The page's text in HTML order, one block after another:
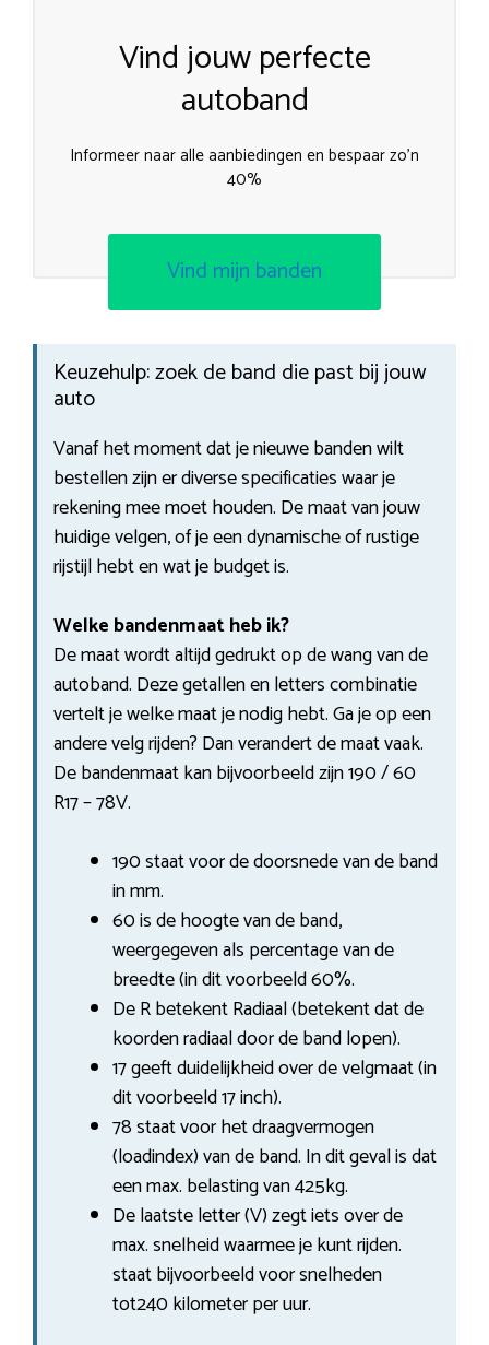
Vind jouw perfecte
autoband
Informeer naar alle aanbiedingen en bespaar zo’n
40%
Vind mijn banden
Keuzehulp: zoek de band die past bij jouw
auto
Vanaf het moment dat je nieuwe banden wilt
bestellen zijn er diverse specificaties waar je
rekening mee moet houden. De maat van jouw
huidige velgen, of je een dynamische of rustige
rijstijl hebt en wat je budget is.
Welke bandenmaat heb ik?
De maat wordt altijd gedrukt op de wang van de
autoband. Deze getallen en letters combinatie
vertelt je welke maat je nodig hebt. Ga je op een
andere velg rijden? Dan verandert de maat vaak.
De bandenmaat kan bijvoorbeeld zijn 190 / 60
R17 – 78V.
190 staat voor de doorsnede van de band
in mm.
60 is de hoogte van de band,
weergegeven als percentage van de
breedte (in dit voorbeeld 60%.
De R betekent Radiaal (betekent dat de
koorden radiaal door de band lopen).
17 geeft duidelijkheid over de velgmaat (in
dit voorbeeld 17 inch).
78 staat voor het draagvermogen
(loadindex) van de band. In dit geval is dat
een max. belasting van 425kg.
De laatste letter (V) zegt iets over de
max. snelheid waarmee je kunt rijden.
staat bijvoorbeeld voor snelheden
tot240 kilometer per uur.